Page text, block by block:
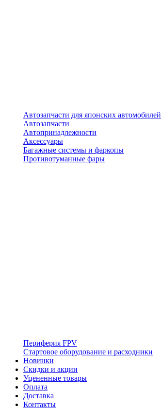
Автозапчасти для японских автомобилей
Автозапчасти
Автопринадлежности
Аксессуары
Багажные системы и фаркопы
Противотуманные фары
Периферия FPV
Стартовое оборудование и расходники
Новинки
Скидки и акции
Уцененные товары
Оплата
Доставка
Контакты